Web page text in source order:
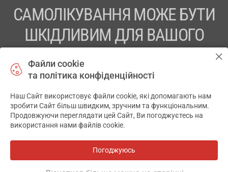
САМОЛІКУВАННЯ МОЖЕ БУТИ
ШКІДЛИВИМ ДЛЯ ВАШОГО
ПЕРЕД ЗАСТОСУВАННЯМ ПРЕПАРАТУ ПРОКОНСУЛЬТУЙТЕСЬ
ТОВ «АПТЕКА 911.ЮА» Код ЄДРПОУ 43631965.
Відмова від відповідальності
© 2014-2026. Медична інформаційна система АПТЕКА911.ЮА
Файли cookie
та політика конфіденційності
Наш Сайт використовує файли cookie, які допомагають нам
зробити Сайт більш швидким, зручним та функціональним.
Продовжуючи переглядати цей Сайт, Ви погоджуєтесь на
використання нами файлів cookie.
Погоджуюсь
✕